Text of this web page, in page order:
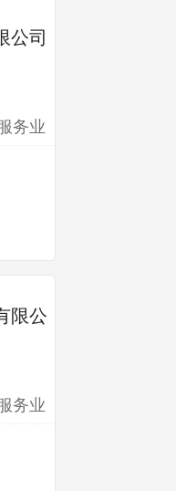
公司
务业
限公
务业